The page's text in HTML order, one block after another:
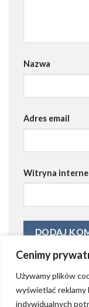
Cenimy
Używamy plików
wyświetlać
indywidualnych
Nazwa
Adres email
Witryna